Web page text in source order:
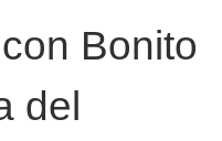
Bonito
del